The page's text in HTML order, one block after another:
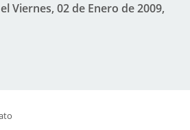
Viernes, 02 de Enero de 2009,